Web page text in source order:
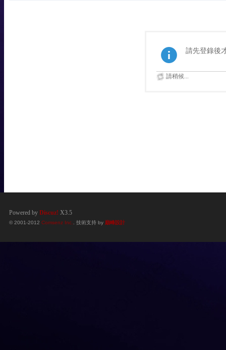
請先登錄後
請稍候...
Powered by Discuz! X3.5
© 2001-2012 Comsenz Inc. . 技術支持 by 巔峰設計